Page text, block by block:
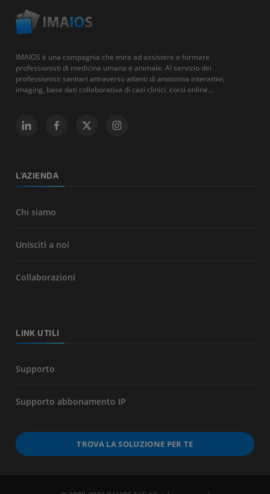
IMAIOS è una compagnia che mira ad assistere e formare
professionisti di medicina umana e animale. Al servizio dei
professionisti sanitari attraverso atlanti di anatomia interattivi,
imaging, base dati collaborativa di casi clinici, corsi online...
L'AZIENDA
Chi siamo
Unisciti a noi
Collaborazioni
LINK UTILI
Supporto
Supporto abbonamento IP
TROVA LA SOLUZIONE PER TE